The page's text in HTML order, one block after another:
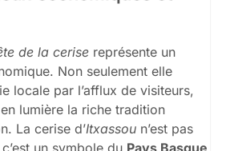
de la cerise représente un
Non seulement elle
locale par l’afflux de visiteurs,
lumière la riche tradition
La cerise d’Itxassou n’est pas